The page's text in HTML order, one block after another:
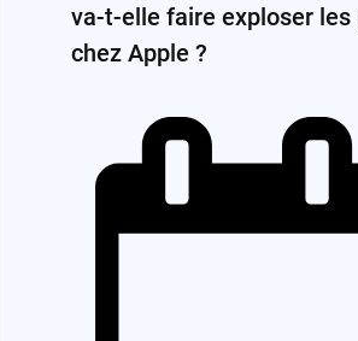
va-t-elle faire exploser les
chez Apple ?